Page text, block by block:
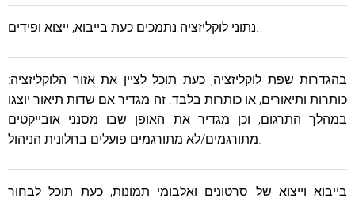
נתוני לוקליזציה נתמכים כעת בייבוא, ייצוא ופידים.
בהגדרות שפת לוקליזציה, כעת תוכל לציין את אזור הלוקליזציה:
כותרות ותיאורים, או כותרות בלבד. זה מגדיר אם שדות תיאור יוצגו
במהלך התרגום, וכן מגדיר את האופן שבו מסנני אובייקטים
מתורגמים/לא מתורגמים פועלים בחלונית הניהול.
בייבוא ​​וייצוא של סרטונים ואלבומי תמונות, כעת תוכל לבחור